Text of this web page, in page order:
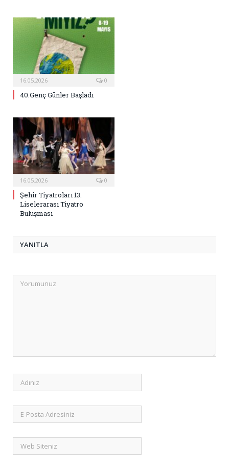
16.05.2026 0
40.Genç Günler Başladı
16.05.2026 0
Şehir Tiyatroları 13.
Liselerarası Tiyatro
Buluşması
YANITLA